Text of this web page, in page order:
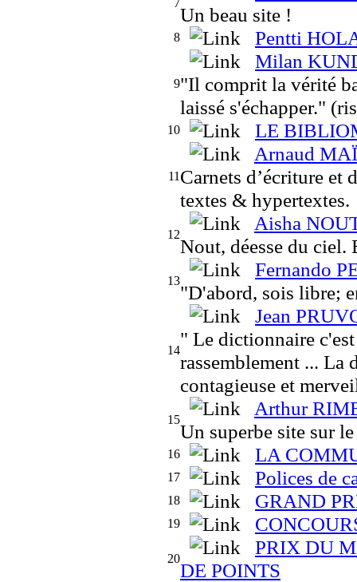
Un beau site !
8 Pentti
9
Milan
"Il comprit la vérité
laissé s'échapper."
10 LE
11
Arnaud
Carnets d’écriture et
textes & hypertextes.
12
Aisha
Nout, déesse du ciel.
13
Fernando
"D'abord, sois libre;
14
Jean
" Le dictionnaire
rassemblement ... La
contagieuse et
15
Arthur
Un superbe site sur
16 LA
17 Polices de
18 GRAND
19
20
PRIX DU
DE POINTS